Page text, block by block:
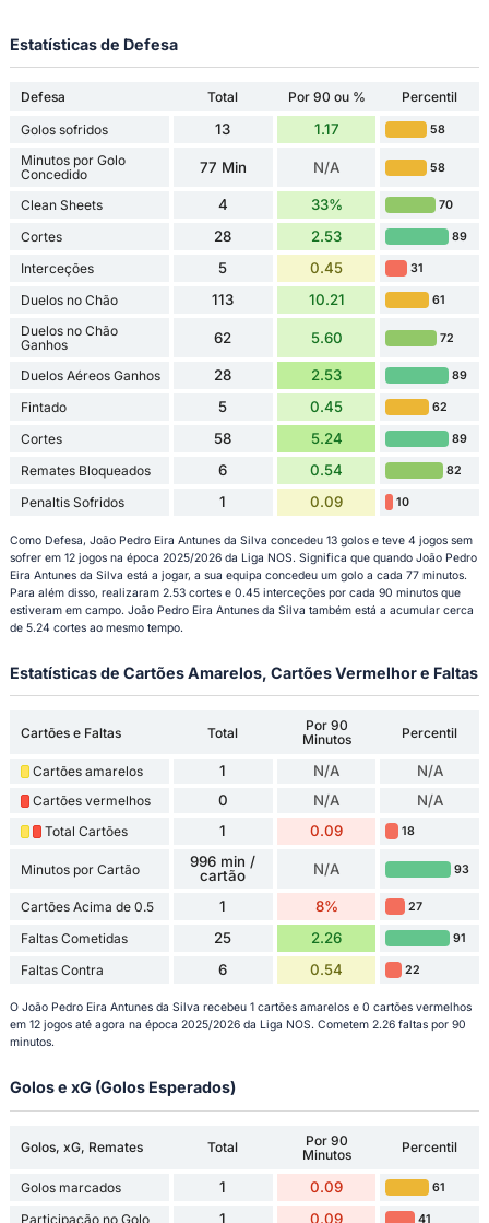
Estatísticas de Defesa
Defesa Total Por 90 ou %
Percentil
Golos sofridos
13 1.17 58
Minutos por Golo
Concedido
77 Min N/A 58
Clean Sheets 4 33% 70
Cortes 28 2.53 89
Interceções 5 0.45 31
Duelos no Chão 113 10.21 61
Duelos no Chão
Ganhos
62 5.60 72
Duelos Aéreos Ganhos 28 2.53 89
Fintado 5 0.45 62
Cortes 58 5.24 89
Remates Bloqueados 6 0.54 82
Penaltis Sofridos 1 0.09 10
Como Defesa, João Pedro Eira Antunes da Silva concedeu 13 golos e teve 4 jogos sem
sofrer em 12 jogos na época 2025/2026 da Liga NOS. Significa que quando João Pedro
Eira Antunes da Silva está a jogar, a sua equipa concedeu um golo a cada 77 minutos.
Para além disso, realizaram 2.53 cortes e 0.45 interceções por cada 90 minutos que
estiveram em campo. João Pedro Eira Antunes da Silva também está a acumular cerca
de 5.24 cortes ao mesmo tempo.
Estatísticas de Cartões Amarelos, Cartões Vermelhor e Faltas
Cartões e Faltas Total
Por 90
Minutos
Percentil
Cartões amarelos 1 N/A N/A
Cartões vermelhos 0 N/A N/A
Total Cartões 1 0.09 18
Minutos por Cartão
996 min /
cartão
N/A 93
Cartões Acima de 0.5 1 8% 27
Faltas Cometidas 25 2.26 91
Faltas Contra 6 0.54 22
O João Pedro Eira Antunes da Silva recebeu 1 cartões amarelos e 0 cartões vermelhos
em 12 jogos até agora na época 2025/2026 da Liga NOS. Cometem 2.26 faltas por 90
minutos.
Golos e xG (Golos Esperados)
Golos, xG, Remates Total
Por 90
Minutos
Percentil
Golos marcados 1 0.09 61
Participação no Golo 1 0.09 41